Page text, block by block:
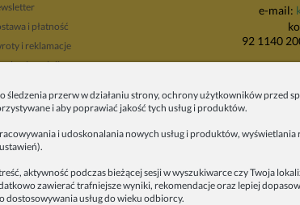
i płatność
i reklamacje
opinii
e-mail:
92 1140
ul. Wadowicka
przerw w działaniu strony, ochrony użytkowników przed
i aby poprawiać jakość tych usług i produktów.
i udoskonalania nowych usług i produktów,
aktywność podczas bieżącej sesji w wyszukiwarce czy Twoja
zawierać trafniejsze wyniki, rekomendacje oraz lepiej
usług do wieku odbiorcy.